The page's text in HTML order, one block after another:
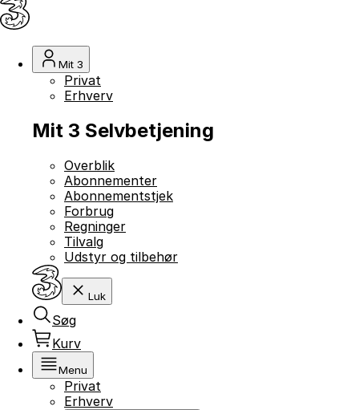
Mit 3
Privat
Erhverv
Mit 3 Selvbetjening
Overblik
Abonnementer
Abonnementstjek
Forbrug
Regninger
Tilvalg
Udstyr og tilbehør
Luk
Søg
Kurv
Menu
Privat
Erhverv